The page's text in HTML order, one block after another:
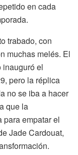
en cada
trabado, con
muchas melés. El
inauguró el
pero la réplica
no se iba a hacer
que la
para empatar el
Jade Cardouat,